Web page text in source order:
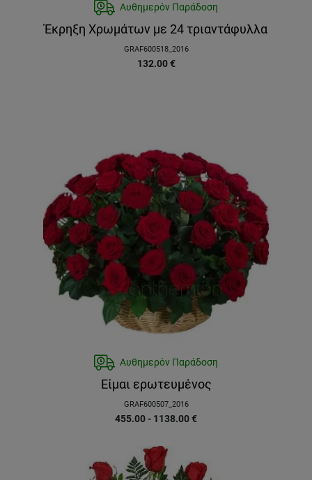
Αυθημερόν Παράδοση
Έκρηξη Χρωμάτων με 24 τριαντάφυλλα
GRAF600518_2016
132.00 €
Αυθημερόν Παράδοση
Είμαι ερωτευμένος
GRAF600507_2016
455.00 - 1138.00€